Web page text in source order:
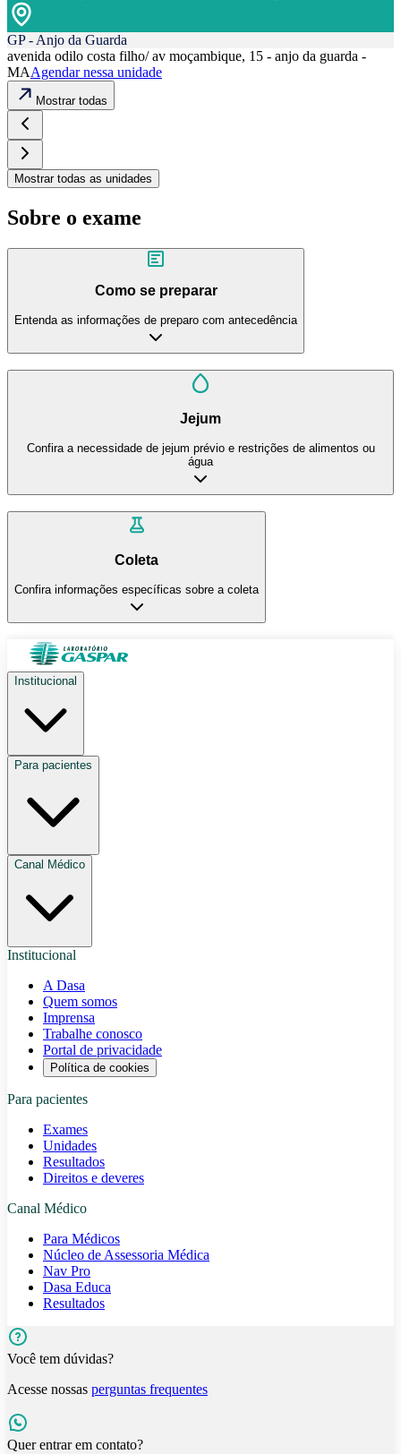
GP - Anjo da Guarda
avenida odilo costa filho/ av moçambique, 15 - anjo da guarda -
MAAgendar nessa unidade
Mostrar todas
Mostrar todas as unidades
Sobre o exame
Como se preparar
Entenda as informações de preparo com antecedência
Jejum
Confira a necessidade de jejum prévio e restrições de alimentos ou
água
Coleta
Confira informações específicas sobre a coleta
Institucional
Para pacientes
Canal Médico
Institucional
A Dasa
Quem somos
Imprensa
Trabalhe conosco
Portal de privacidade
Política de cookies
Para pacientes
Exames
Unidades
Resultados
Direitos e deveres
Canal Médico
Para Médicos
Núcleo de Assessoria Médica
Nav Pro
Dasa Educa
Resultados
Você tem dúvidas?
Acesse nossas perguntas frequentes
Quer entrar em contato?